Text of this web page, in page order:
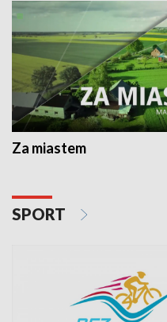
Za miastem
SPORT